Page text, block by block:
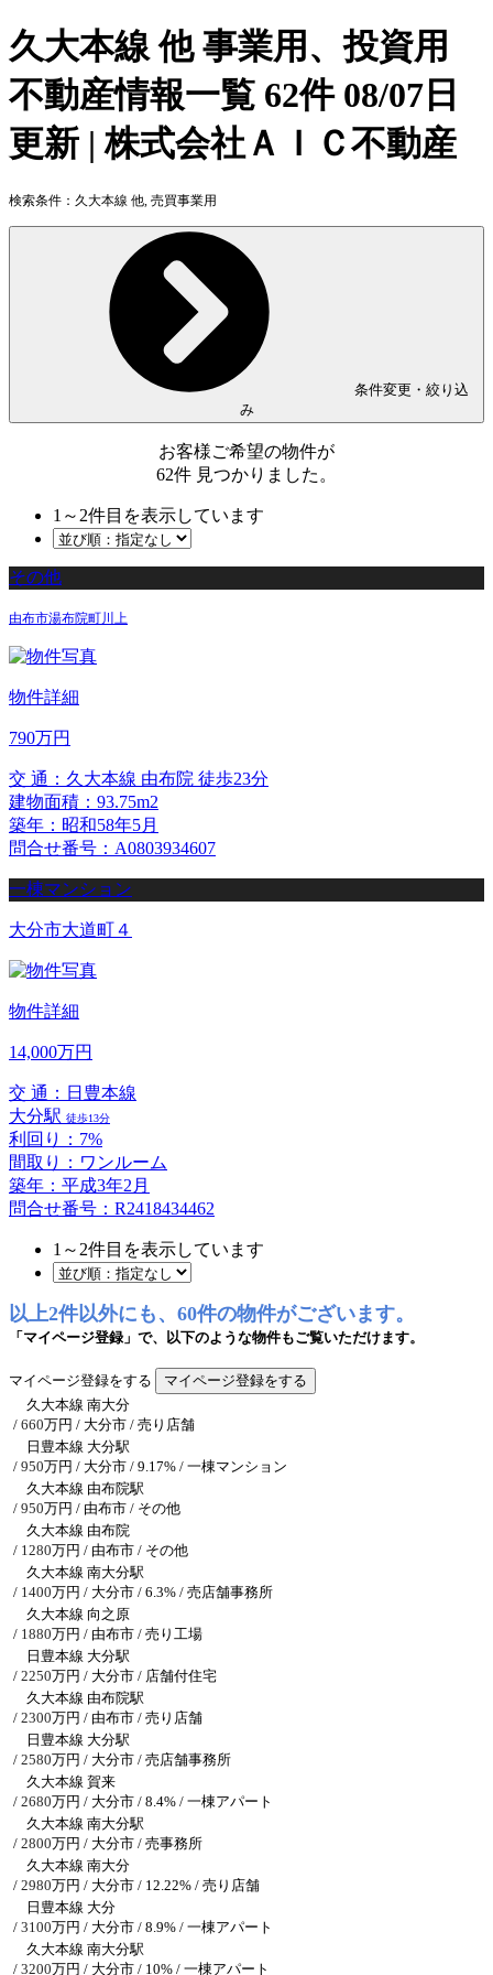
久大本線 他 事業用、投資用
不動産情報一覧 62件 08/07日
更新 | 株式会社ＡＩＣ不動産
検索条件： 久大本線 他, 売買事業用
条件変更・絞り込
み
お客様ご希望の物件が
62件 見つかりました。
1 ～ 2件目を表示しています
その他
由布市湯布院町川上
物件詳細
790万円
交 通：久大本線 由布院 徒歩23分
建物面積：93.75m2
築年：昭和58年5月
問合せ番号：A0803934607
一棟マンション
大分市大道町４
物件詳細
14,000万円
交 通：日豊本線
大分駅 徒歩13分
利回り：7%
間取り：ワンルーム
築年：平成3年2月
問合せ番号：R2418434462
1 ～ 2件目を表示しています
以上2件以外にも、60件の物件がございます。
「マイページ登録」で、以下のような物件もご覧いただけます。
マイページ登録をする
久大本線 南大分
/ 660万円 / 大分市 / 売り店舗
日豊本線 大分駅
/ 950万円 / 大分市 / 9.17% / 一棟マンション
久大本線 由布院駅
/ 950万円 / 由布市 / その他
久大本線 由布院
/ 1280万円 / 由布市 / その他
久大本線 南大分駅
/ 1400万円 / 大分市 / 6.3% / 売店舗事務所
久大本線 向之原
/ 1880万円 / 由布市 / 売り工場
日豊本線 大分駅
/ 2250万円 / 大分市 / 店舗付住宅
久大本線 由布院駅
/ 2300万円 / 由布市 / 売り店舗
日豊本線 大分駅
/ 2580万円 / 大分市 / 売店舗事務所
久大本線 賀来
/ 2680万円 / 大分市 / 8.4% / 一棟アパート
久大本線 南大分駅
/ 2800万円 / 大分市 / 売事務所
久大本線 南大分
/ 2980万円 / 大分市 / 12.22% / 売り店舗
日豊本線 大分
/ 3100万円 / 大分市 / 8.9% / 一棟アパート
久大本線 南大分駅
/ 3200万円 / 大分市 / 10% / 一棟アパート